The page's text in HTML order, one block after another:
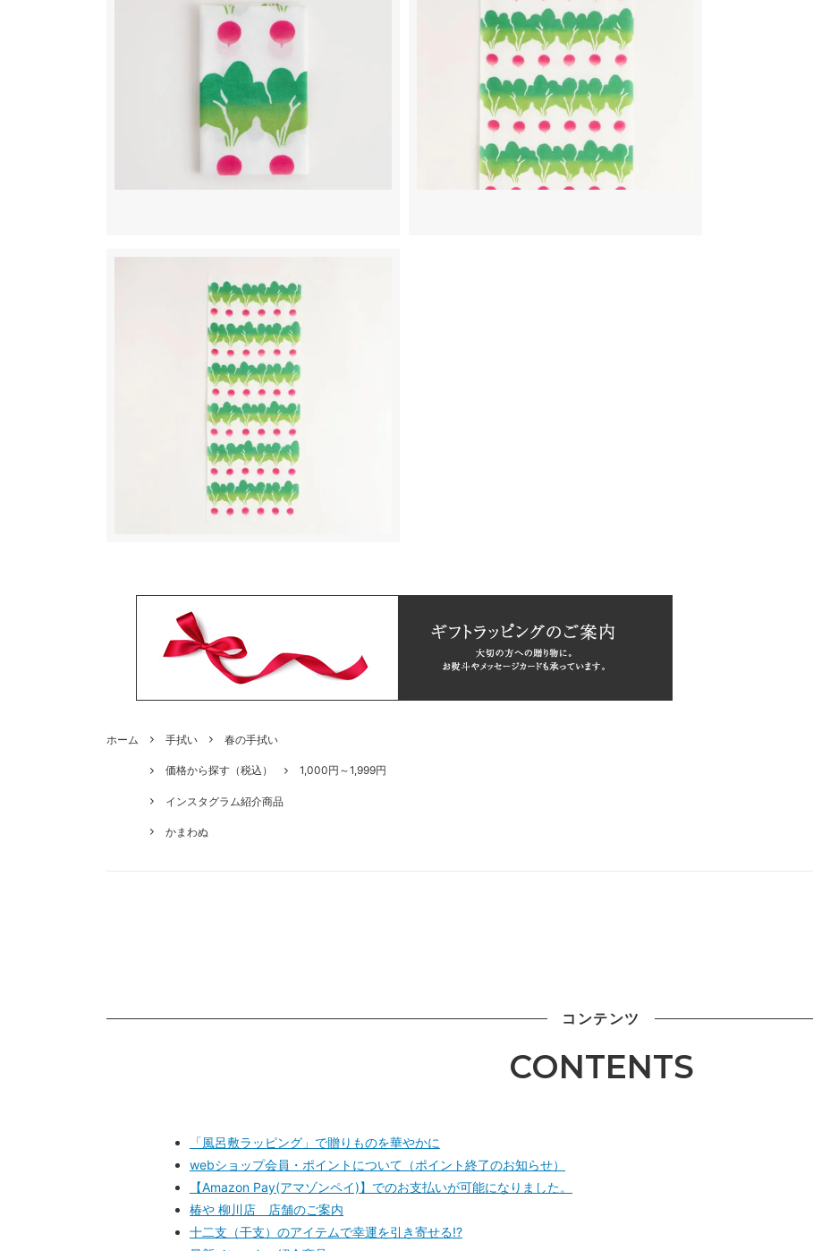
ホーム 手拭い 春の手拭い
価格から探す（税込） 1,000円～1,999円
インスタグラム紹介商品
かまわぬ
コンテンツ
CONTENTS
「風呂敷ラッピング」で贈りものを華やかに
webショップ会員・ポイントについて（ポイント終了のお知らせ）
【Amazon Pay(アマゾンペイ)】でのお支払いが可能になりました。
椿や 柳川店 店舗のご案内
十二支（干支）のアイテムで幸運を引き寄せる!?